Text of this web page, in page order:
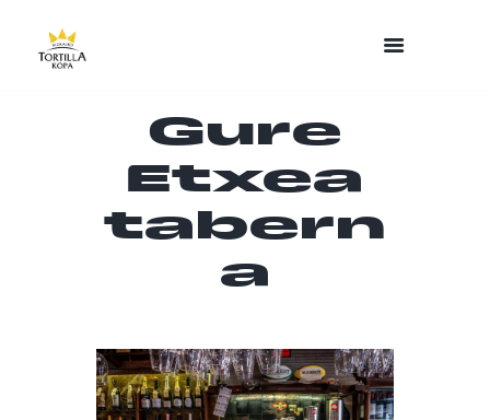
Gure
Etxea
tabern
a